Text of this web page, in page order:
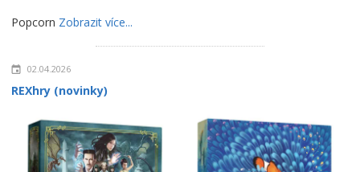
Popcorn Zobrazit více...
02.04.2026
REXhry (novinky)